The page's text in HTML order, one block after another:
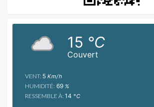
Couvert
15 °C
VENT: 5 Km/h
HUMIDITÉ: 69 %
RESSEMBLE À: 14 °C